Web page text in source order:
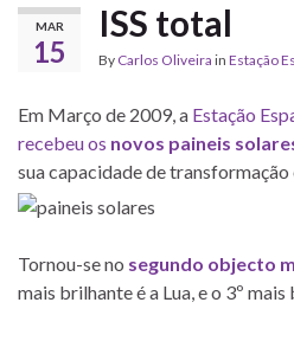
MAR
15
ISS total
By Carlos Oliveira in Estação
Em Março de 2009, a Estação
recebeu os novos paineis
sua capacidade de
Tornou-se no segundo objecto
mais brilhante é a Lua, e o 3º